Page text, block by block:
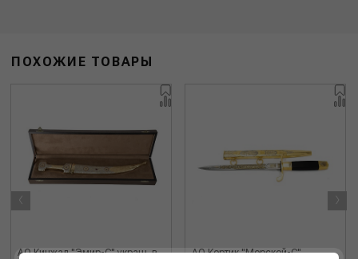
ПОХОЖИЕ ТОВАРЫ
АО Кинжал "Эмир-С" украш. в
АО Кортик "Морской-С"
‹ ›